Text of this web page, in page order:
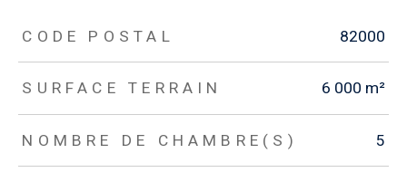
TRAD_ZEPHYR_Caracteristique TRAD_ZEPHYR_Valeurs
CODE POSTAL 82000
SURFACE TERRAIN 6 000 m²
NOMBRE DE CHAMBRE(S) 5